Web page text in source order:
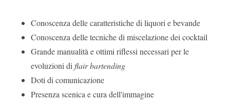
Conoscenza delle caratteristiche di liquori e bevande
Conoscenza delle tecniche di miscelazione dei cocktail
Grande manualità e ottimi riflessi necessari per le
evoluzioni di flair bartending
Doti di comunicazione
Presenza scenica e cura dell'immagine